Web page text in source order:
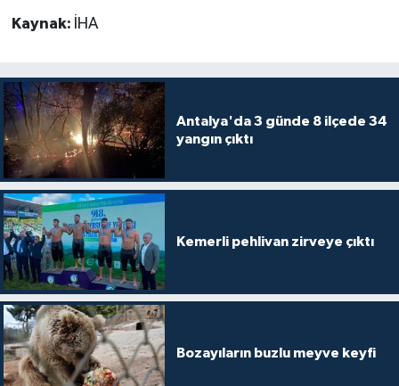
Kaynak: İHA
Antalya'da 3 günde 8 ilçede 34
yangın çıktı
Kemerli pehlivan zirveye çıktı
Bozayıların buzlu meyve keyfi